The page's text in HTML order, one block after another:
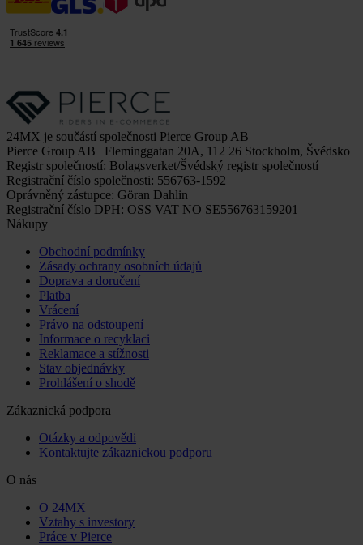
24MX je součástí společnosti Pierce Group AB
Pierce Group AB | Fleminggatan 20A, 112 26 Stockholm, Švédsko
Registr společností: Bolagsverket/Švédský registr společností
Registrační číslo společnosti: 556763-1592
Oprávněný zástupce: Göran Dahlin
Registrační číslo DPH: OSS VAT NO SE556763159201
Nákupy
Obchodní podmínky
Zásady ochrany osobních údajů
Doprava a doručení
Platba
Vrácení
Právo na odstoupení
Informace o recyklaci
Reklamace a stížnosti
Stav objednávky
Prohlášení o shodě
Zákaznická podpora
Otázky a odpovědi
Kontaktujte zákaznickou podporu
O nás
O 24MX
Vztahy s investory
Práce v Pierce